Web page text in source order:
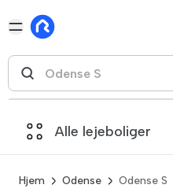
Alle lejeboliger
Hjem Odense Odense S